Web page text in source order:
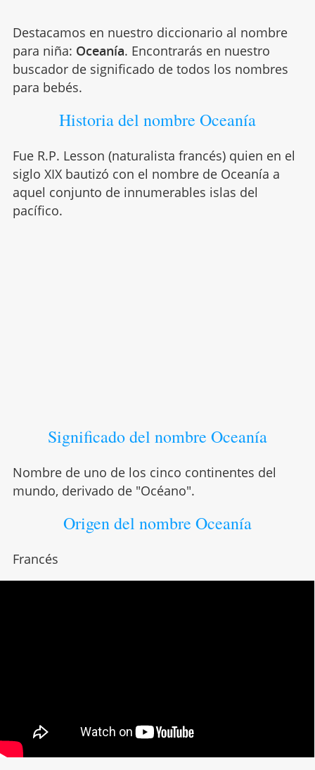
Destacamos en nuestro diccionario al nombre
para niña: Oceanía. Encontrarás en nuestro
buscador de significado de todos los nombres
para bebés.
Historia del nombre Oceanía
Fue R.P. Lesson (naturalista francés) quien en el
siglo XIX bautizó con el nombre de Oceanía a
aquel conjunto de innumerables islas del
pacífico.
Significado del nombre Oceanía
Nombre de uno de los cinco continentes del
mundo, derivado de "Océano".
Origen del nombre Oceanía
Francés